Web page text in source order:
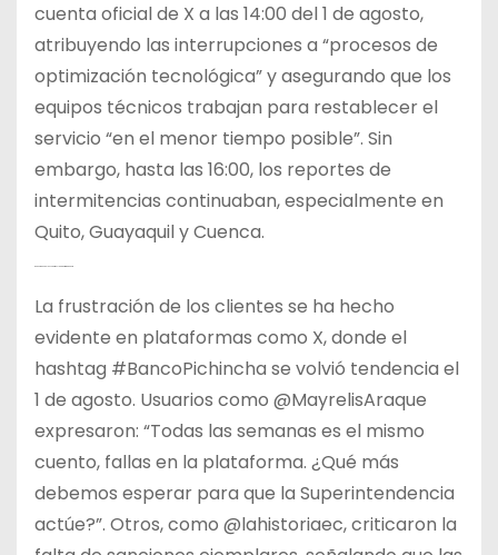
cuenta oficial de X a las 14:00 del 1 de agosto,
atribuyendo las interrupciones a “procesos de
optimización tecnológica” y asegurando que los
equipos técnicos trabajan para restablecer el
servicio “en el menor tiempo posible”. Sin
embargo, hasta las 16:00, los reportes de
intermitencias continuaban, especialmente en
Quito, Guayaquil y Cuenca.
La frustración de los clientes se ha hecho
evidente en plataformas como X, donde el
hashtag #BancoPichincha se volvió tendencia el
1 de agosto. Usuarios como @MayrelisAraque
expresaron: “Todas las semanas es el mismo
cuento, fallas en la plataforma. ¿Qué más
debemos esperar para que la Superintendencia
actúe?”. Otros, como @lahistoriaec, criticaron la